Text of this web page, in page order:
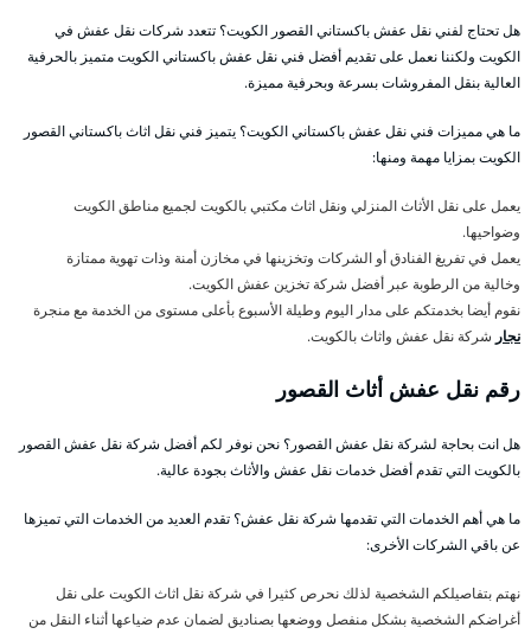
هل تحتاج لفني نقل عفش باكستاني القصور الكويت؟ تتعدد شركات نقل عفش في
الكويت ولكننا نعمل على تقديم أفضل فني نقل عفش باكستاني الكويت متميز بالحرفية
العالية بنقل المفروشات بسرعة وبحرفية مميزة.
ما هي مميزات فني نقل عفش باكستاني الكويت؟ يتميز فني نقل اثاث باكستاني القصور
الكويت بمزايا مهمة ومنها:
يعمل على نقل الأثاث المنزلي ونقل اثاث مكتبي بالكويت لجميع مناطق الكويت
وضواحيها.
يعمل في تفريغ الفنادق أو الشركات وتخزينها في مخازن أمنة وذات تهوية ممتازة
وخالية من الرطوبة عبر أفضل شركة تخزين عفش الكويت.
نقوم أيضا بخدمتكم على مدار اليوم وطيلة الأسبوع بأعلى مستوى من الخدمة مع منجرة
نجار شركة نقل عفش واثاث بالكويت.
رقم نقل عفش أثاث القصور
هل انت بحاجة لشركة نقل عفش القصور؟ نحن نوفر لكم أفضل شركة نقل عفش القصور
بالكويت التي تقدم أفضل خدمات نقل عفش والأثاث بجودة عالية.
ما هي أهم الخدمات التي تقدمها شركة نقل عفش؟ تقدم العديد من الخدمات التي تميزها
عن باقي الشركات الأخرى:
نهتم بتفاصيلكم الشخصية لذلك نحرص كثيرا في شركة نقل اثاث الكويت على نقل
أغراضكم الشخصية بشكل منفصل ووضعها بصناديق لضمان عدم ضياعها أثناء النقل من